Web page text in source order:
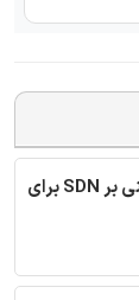
ترجمه مقاله امنیت انتقال داده های مبتنی بر SDN برای